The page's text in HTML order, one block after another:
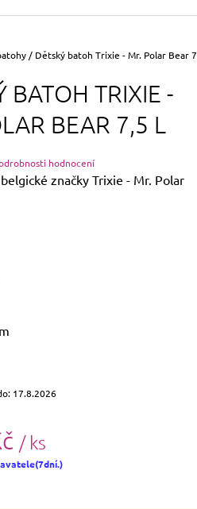
/ Dětský batoh Trixie - Mr. Polar Bear
BATOH TRIXIE -
BEAR 7,5 L
hodnocení
značky Trixie - Mr. Polar
17.8.2026
/ ks